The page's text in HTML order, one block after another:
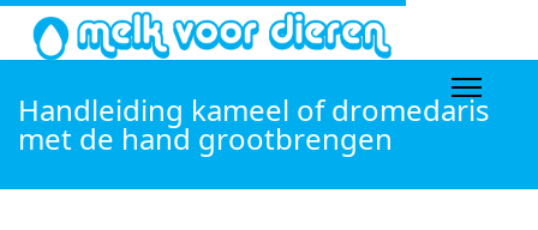
Handleiding kameel of dromedaris
met de hand grootbrengen